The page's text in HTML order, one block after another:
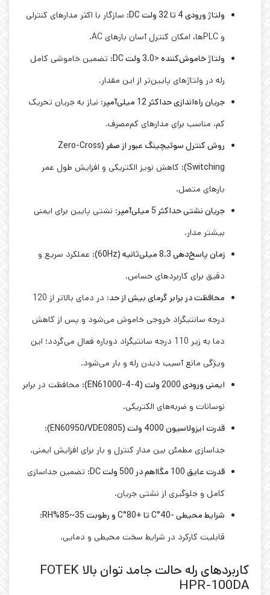
ولتاژ ورودی 4 تا 32 ولت
: سازگار با اکثر مدارهای کنترلی
و PLCها، امکان کنترل آسان بارهای AC.
ولتاژ خاموش‌کننده <3.0 ولت
: تضمین خاموشی کامل
رله در ولتاژهای پایین‌تر از این مقدار.
جریان راه‌اندازی حداکثر 12 میلی‌آمپر
: نیاز به جریان تحریک
کم، مناسب برای مدارهای کم‌مصرف.
روش کنترل سوئیچینگ عبور از صفر (Zero-Cross
Switching) : کاهش نویز الکتریکی و افزایش طول عمر
بارهای متصل.
جریان نشتی حداکثر 5 میلی‌آمپر
: نشتی پایین برای ایمنی
بیشتر مدار.
زمان پاسخ‌دهی 8.3 میلی‌ثانیه
(60Hz)
: عملکرد سریع و
دقیق برای کاربردهای حساس.
محافظت در برابر گرمای بیش از حد
: در دمای بالاتر از 120
درجه سانتیگراد خروجی خاموش می‌شود و پس از کاهش
دما به زیر 110 درجه سانتیگراد دوباره فعال می‌گردد؛ این
ویژگی مانع آسیب دیدن رله و بار می‌شود.
ایمنی ورودی 2000 ولت
(EN61000-4-4)
: محافظت در برابر
نوسانات و ضربه‌های الکتریکی.
قدرت ایزولاسیون 4000 ولت
(EN60950/VDE0805)
:
جداسازی مطمئن بین مدار کنترل و بار برای افزایش ایمنی.
قدرت عایق 100 مگااهم در 500 ولت
: تضمین جداسازی
کامل و جلوگیری از نشتی جریان.
شرایط محیطی -40
°C تا +80 °C و رطوبت 35~85 %RH
:
قابلیت کارکرد در شرایط سخت محیطی و دمایی.
کاربردهای رله حالت جامد توان بالا FOTEK
HPR-100DA